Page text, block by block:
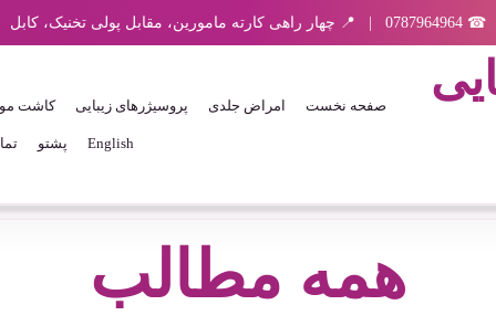
☎ 0787964964 | 📍 چهار راهی کارته مامورین، مقابل پولی تخنیک، کابل
صفحه نخست امراض جلدی پروسیژرهای زیبایی کاشت مو
English پشتو
رد شدن به محتوای اصلی
همه مطالب